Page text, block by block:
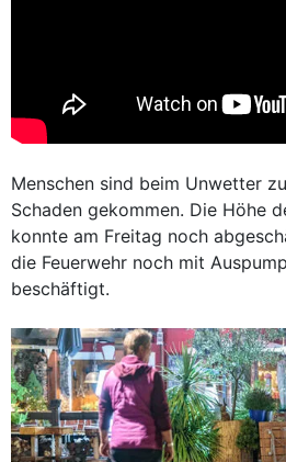
Menschen sind beim Unwetter
Schaden gekommen. Die Höhe
konnte am Freitag noch
die Feuerwehr noch mit
beschäftigt.